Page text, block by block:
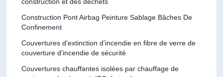
Construction Pont Airbag Peinture Sablage Bâches De
Confinement
Couvertures d'extinction d'incendie en fibre de verre de
couverture d'incendie de sécurité
Couvertures chauffantes isolées par chauffage de